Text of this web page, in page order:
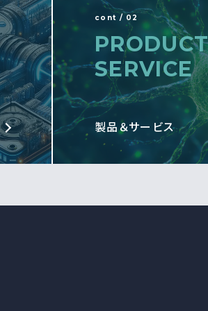
cont / 02
SERVICE
製品＆サービス